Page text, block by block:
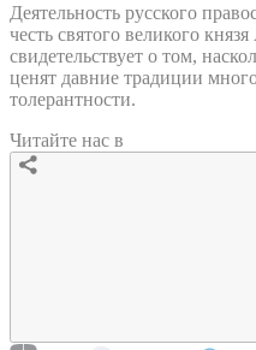
Деятельность русского
честь святого великого
свидетельствует о том,
ценят давние традиции
толерантности.
Читайте нас в